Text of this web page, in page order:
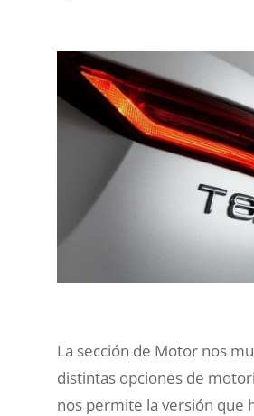
La sección de Motor nos
distintas opciones de
nos permite la versión que